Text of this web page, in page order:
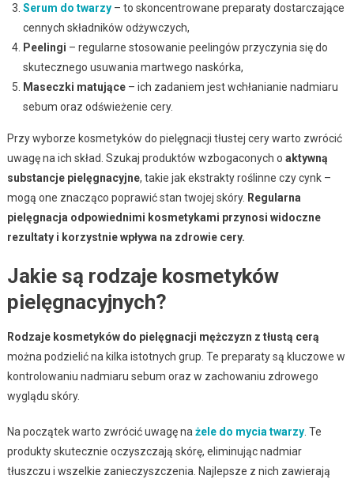
Serum do twarzy– to skoncentrowane preparaty dostarczające
cennych składników odżywczych,
Peelingi – regularne stosowanie peelingów przyczynia się do
skutecznego usuwania martwego naskórka,
Maseczki matujące– ich zadaniem jest wchłanianie nadmiaru
sebum oraz odświeżenie cery.
Przy wyborze kosmetyków do pielęgnacji tłustej cery warto zwrócić
uwagę na ich skład. Szukaj produktów wzbogaconych o aktywną
substancje pielęgnacyjne, takie jak ekstrakty roślinne czy cynk –
mogą one znacząco poprawić stan twojej skóry. Regularna
pielęgnacja odpowiednimi kosmetykami przynosi widoczne
rezultaty i korzystnie wpływa na zdrowie cery.
Jakie są rodzaje kosmetyków
pielęgnacyjnych?
Rodzaje kosmetyków do pielęgnacji mężczyzn z tłustą cerą
można podzielić na kilka istotnych grup. Te preparaty są kluczowe w
kontrolowaniu nadmiaru sebum oraz w zachowaniu zdrowego
wyglądu skóry.
Na początek warto zwrócić uwagę na żele do mycia twarzy. Te
produkty skutecznie oczyszczają skórę, eliminując nadmiar
tłuszczu i wszelkie zanieczyszczenia. Najlepsze z nich zawierają